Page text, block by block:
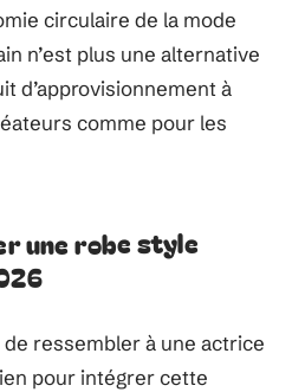
circulaire de la mode
n’est plus une alternative
d’approvisionnement à
comme pour les
une robe style
de ressembler à une actrice
pour intégrer cette